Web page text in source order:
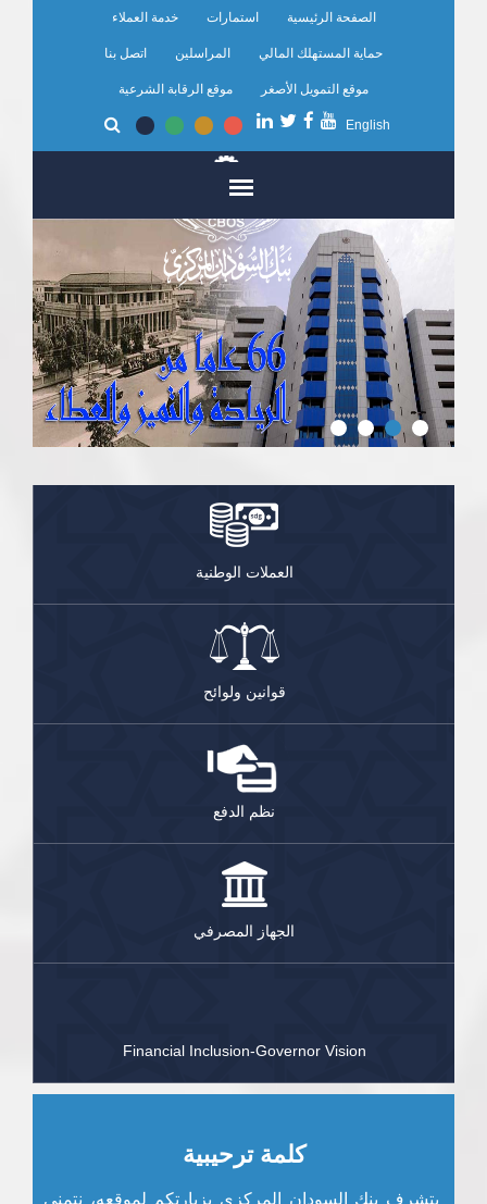
الصفحة الرئيسية استمارات خدمة العملاء
حماية المستهلك المالي المراسلين اتصل بنا
موقع التمويل الأصغر موقع الرقابة الشرعية
English
العملات الوطنية
قوانين ولوائح
نظم الدفع
الجهاز المصرفي
Financial Inclusion-Governor Vision
كلمة ترحيبية
يتشرف بنك السودان المركزي بزيارتكم لموقعه، نتمنى